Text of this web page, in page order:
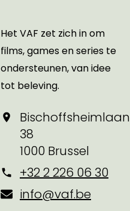
Het VAF zet zich in om
films, games en series te
ondersteunen, van idee
tot beleving.
Bischoffsheimlaan
38
1000 Brussel
+32 2 226 06 30
info@vaf.be